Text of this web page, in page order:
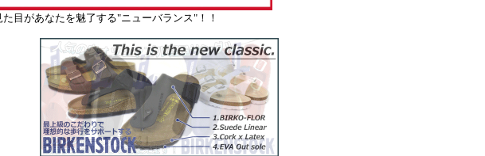
目があなたを魅了する"ニューバランス"！！